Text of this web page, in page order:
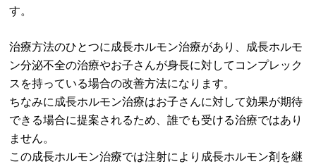
す。
治療方法のひとつに成長ホルモン治療があり、成長ホルモ
ン分泌不全の治療やお子さんが身長に対してコンプレック
スを持っている場合の改善方法になります。
ちなみに成長ホルモン治療はお子さんに対して効果が期待
できる場合に提案されるため、誰でも受ける治療ではあり
ません。
この成長ホルモン治療では注射により成長ホルモン剤を継